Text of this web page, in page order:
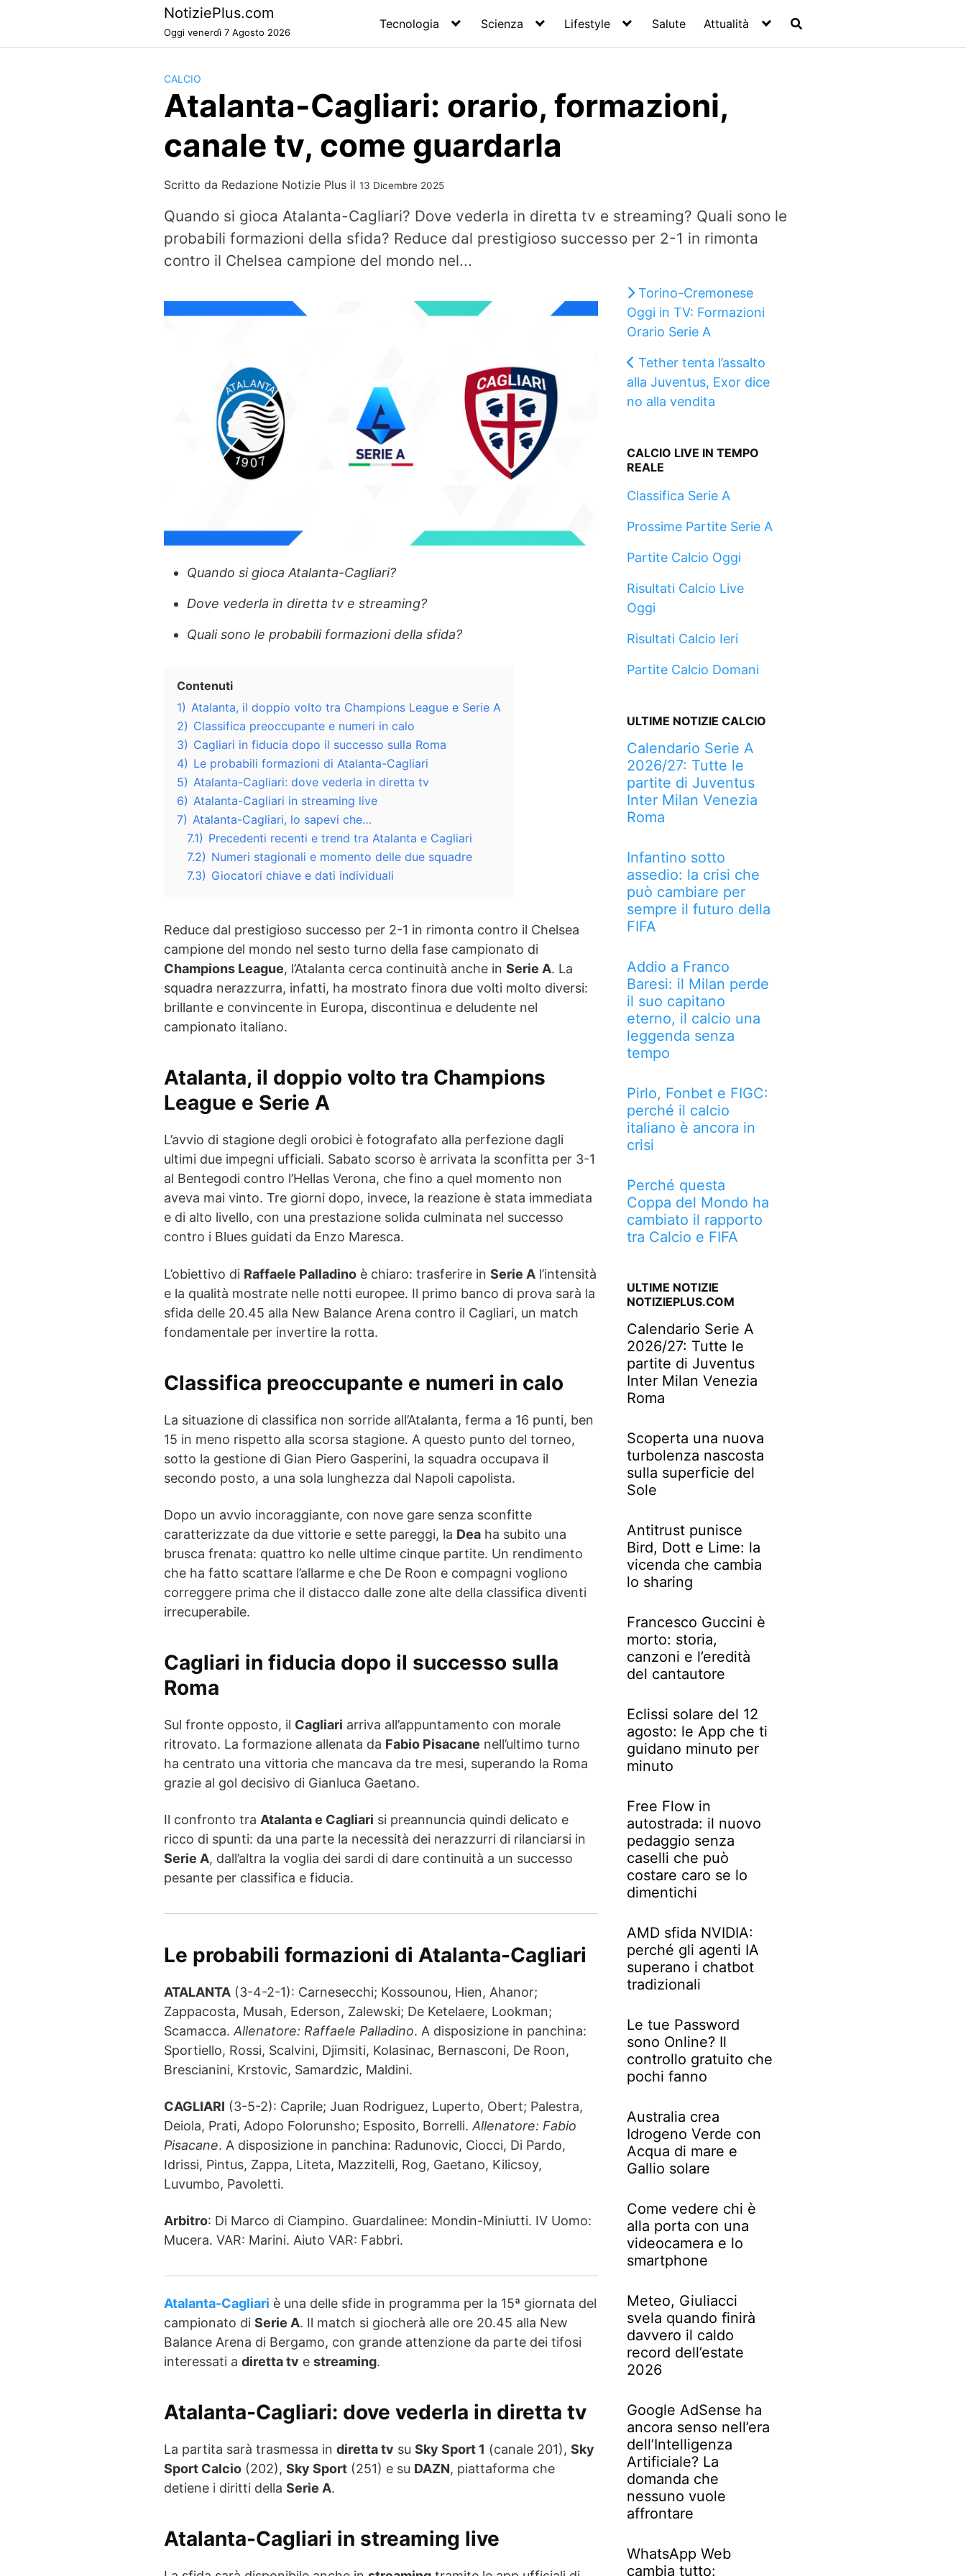
NotiziePlus.com
Oggi venerdì 7 Agosto 2026
Tecnologia Scienza Lifestyle Salute Attualità
CALCIO
Atalanta-Cagliari: orario, formazioni,
canale tv, come guardarla
Scritto da Redazione Notizie Plus il 13 Dicembre 2025
Quando si gioca Atalanta-Cagliari? Dove vederla in diretta tv e streaming? Quali sono le
probabili formazioni della sfida? Reduce dal prestigioso successo per 2-1 in rimonta
contro il Chelsea campione del mondo nel...
Quando si gioca Atalanta-Cagliari?
Dove vederla in diretta tv e streaming?
Quali sono le probabili formazioni della sfida?
Contenuti
1) Atalanta, il doppio volto tra Champions League e Serie A
2) Classifica preoccupante e numeri in calo
3) Cagliari in fiducia dopo il successo sulla Roma
4) Le probabili formazioni di Atalanta-Cagliari
5) Atalanta-Cagliari: dove vederla in diretta tv
6) Atalanta-Cagliari in streaming live
7) Atalanta-Cagliari, lo sapevi che…
7.1) Precedenti recenti e trend tra Atalanta e Cagliari
7.2) Numeri stagionali e momento delle due squadre
7.3) Giocatori chiave e dati individuali
Reduce dal prestigioso successo per 2-1 in rimonta contro il Chelsea
campione del mondo nel sesto turno della fase campionato di
Champions League, l’Atalanta cerca continuità anche in Serie A. La
squadra nerazzurra, infatti, ha mostrato finora due volti molto diversi:
brillante e convincente in Europa, discontinua e deludente nel
campionato italiano.
Atalanta, il doppio volto tra Champions
League e Serie A
L’avvio di stagione degli orobici è fotografato alla perfezione dagli
ultimi due impegni ufficiali. Sabato scorso è arrivata la sconfitta per 3-1
al Bentegodi contro l’Hellas Verona, che fino a quel momento non
aveva mai vinto. Tre giorni dopo, invece, la reazione è stata immediata
e di alto livello, con una prestazione solida culminata nel successo
contro i Blues guidati da Enzo Maresca.
L’obiettivo di Raffaele Palladino è chiaro: trasferire in Serie A l’intensità
e la qualità mostrate nelle notti europee. Il primo banco di prova sarà la
sfida delle 20.45 alla New Balance Arena contro il Cagliari, un match
fondamentale per invertire la rotta.
Classifica preoccupante e numeri in calo
La situazione di classifica non sorride all’Atalanta, ferma a 16 punti, ben
15 in meno rispetto alla scorsa stagione. A questo punto del torneo,
sotto la gestione di Gian Piero Gasperini, la squadra occupava il
secondo posto, a una sola lunghezza dal Napoli capolista.
Dopo un avvio incoraggiante, con nove gare senza sconfitte
caratterizzate da due vittorie e sette pareggi, la Dea ha subito una
brusca frenata: quattro ko nelle ultime cinque partite. Un rendimento
che ha fatto scattare l’allarme e che De Roon e compagni vogliono
correggere prima che il distacco dalle zone alte della classifica diventi
irrecuperabile.
Cagliari in fiducia dopo il successo sulla
Roma
Sul fronte opposto, il Cagliari arriva all’appuntamento con morale
ritrovato. La formazione allenata da Fabio Pisacane nell’ultimo turno
ha centrato una vittoria che mancava da tre mesi, superando la Roma
grazie al gol decisivo di Gianluca Gaetano.
Il confronto tra Atalanta e Cagliari si preannuncia quindi delicato e
ricco di spunti: da una parte la necessità dei nerazzurri di rilanciarsi in
Serie A, dall’altra la voglia dei sardi di dare continuità a un successo
pesante per classifica e fiducia.
Le probabili formazioni di Atalanta-Cagliari
ATALANTA (3-4-2-1): Carnesecchi; Kossounou, Hien, Ahanor;
Zappacosta, Musah, Ederson, Zalewski; De Ketelaere, Lookman;
Scamacca. Allenatore: Raffaele Palladino. A disposizione in panchina:
Sportiello, Rossi, Scalvini, Djimsiti, Kolasinac, Bernasconi, De Roon,
Brescianini, Krstovic, Samardzic, Maldini.
CAGLIARI (3-5-2): Caprile; Juan Rodriguez, Luperto, Obert; Palestra,
Deiola, Prati, Adopo Folorunsho; Esposito, Borrelli. Allenatore: Fabio
Pisacane. A disposizione in panchina: Radunovic, Ciocci, Di Pardo,
Idrissi, Pintus, Zappa, Liteta, Mazzitelli, Rog, Gaetano, Kilicsoy,
Luvumbo, Pavoletti.
Arbitro: Di Marco di Ciampino. Guardalinee: Mondin-Miniutti. IV Uomo:
Mucera. VAR: Marini. Aiuto VAR: Fabbri.
Atalanta-Cagliari è una delle sfide in programma per la 15ª giornata del
campionato di Serie A. Il match si giocherà alle ore 20.45 alla New
Balance Arena di Bergamo, con grande attenzione da parte dei tifosi
interessati a diretta tv e streaming.
Atalanta-Cagliari: dove vederla in diretta tv
La partita sarà trasmessa in diretta tv su Sky Sport 1 (canale 201), Sky
Sport Calcio (202), Sky Sport (251) e su DAZN, piattaforma che
detiene i diritti della Serie A.
Atalanta-Cagliari in streaming live
Torino-Cremonese
Oggi in TV: Formazioni
Orario Serie A
Tether tenta l’assalto
alla Juventus, Exor dice
no alla vendita
CALCIO LIVE IN TEMPO
REALE
Classifica Serie A
Prossime Partite Serie A
Partite Calcio Oggi
Risultati Calcio Live
Oggi
Risultati Calcio Ieri
Partite Calcio Domani
ULTIME NOTIZIE CALCIO
Calendario Serie A
2026/27: Tutte le
partite di Juventus
Inter Milan Venezia
Roma
Infantino sotto
assedio: la crisi che
può cambiare per
sempre il futuro della
FIFA
Addio a Franco
Baresi: il Milan perde
il suo capitano
eterno, il calcio una
leggenda senza
tempo
Pirlo, Fonbet e FIGC:
perché il calcio
italiano è ancora in
crisi
Perché questa
Coppa del Mondo ha
cambiato il rapporto
tra Calcio e FIFA
ULTIME NOTIZIE
NOTIZIEPLUS.COM
Calendario Serie A
2026/27: Tutte le
partite di Juventus
Inter Milan Venezia
Roma
Scoperta una nuova
turbolenza nascosta
sulla superficie del
Sole
Antitrust punisce
Bird, Dott e Lime: la
vicenda che cambia
lo sharing
Francesco Guccini è
morto: storia,
canzoni e l’eredità
del cantautore
Eclissi solare del 12
agosto: le App che ti
guidano minuto per
minuto
Free Flow in
autostrada: il nuovo
pedaggio senza
caselli che può
costare caro se lo
dimentichi
AMD sfida NVIDIA:
perché gli agenti IA
superano i chatbot
tradizionali
Le tue Password
sono Online? Il
controllo gratuito che
pochi fanno
Australia crea
Idrogeno Verde con
Acqua di mare e
Gallio solare
Come vedere chi è
alla porta con una
videocamera e lo
smartphone
Meteo, Giuliacci
svela quando finirà
davvero il caldo
record dell’estate
2026
Google AdSense ha
ancora senso nell’era
dell’Intelligenza
Artificiale? La
domanda che
nessuno vuole
affrontare
WhatsApp Web
cambia tutto: